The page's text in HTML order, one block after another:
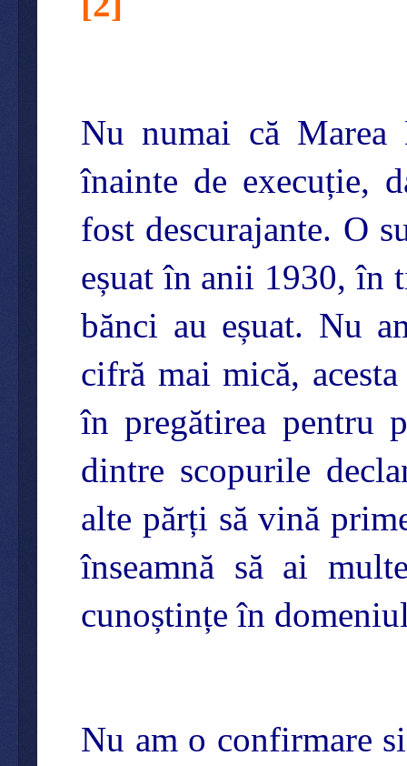
Nu numai că Marea
înainte de execuție,
fost descurajante. O
eșuat în anii 1930, în
bănci au eșuat. Nu
cifră mai mică,
în pregătirea pentru
dintre scopurile
alte părți să vină
înseamnă să ai
cunoștințe în
Nu am o confirmare